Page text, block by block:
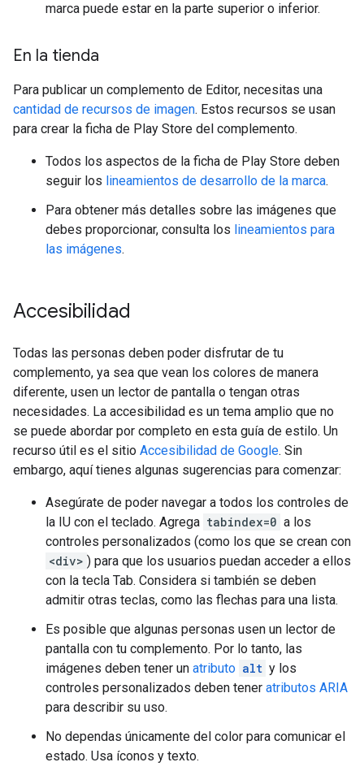
marca puede estar en la parte superior o inferior.
En la tienda
Para publicar un complemento de Editor, necesitas una
cantidad de recursos de imagen. Estos recursos se usan
para crear la ficha de Play Store del complemento.
Todos los aspectos de la ficha de Play Store deben
seguir los lineamientos de desarrollo de la marca.
Para obtener más detalles sobre las imágenes que
debes proporcionar, consulta los lineamientos para
las imágenes.
Accesibilidad
Todas las personas deben poder disfrutar de tu
complemento, ya sea que vean los colores de manera
diferente, usen un lector de pantalla o tengan otras
necesidades. La accesibilidad es un tema amplio que no
se puede abordar por completo en esta guía de estilo. Un
recurso útil es el sitio Accesibilidad de Google. Sin
embargo, aquí tienes algunas sugerencias para comenzar:
Asegúrate de poder navegar a todos los controles de
la IU con el teclado. Agrega tabindex=0 a los
controles personalizados (como los que se crean con
<div> ) para que los usuarios puedan acceder a ellos
con la tecla Tab. Considera si también se deben
admitir otras teclas, como las flechas para una lista.
Es posible que algunas personas usen un lector de
pantalla con tu complemento. Por lo tanto, las
imágenes deben tener un atributo alt y los
controles personalizados deben tener atributos ARIA
para describir su uso.
No dependas únicamente del color para comunicar el
estado. Usa íconos y texto.